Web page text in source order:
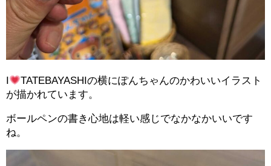
I
TATEBAYASHIの横にぽんちゃんのかわいいイラスト
が描かれています。
ボールペンの書き心地は軽い感じでなかなかいいです
ね。